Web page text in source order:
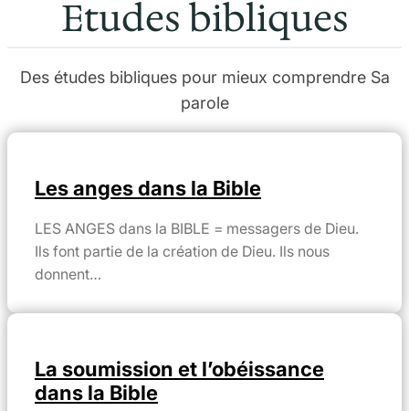
Etudes bibliques
Des études bibliques pour mieux comprendre Sa
parole
Les anges dans la Bible
LES ANGES dans la BIBLE = messagers de Dieu.
Ils font partie de la création de Dieu. Ils nous
donnent…
La soumission et l’obéissance
dans la Bible